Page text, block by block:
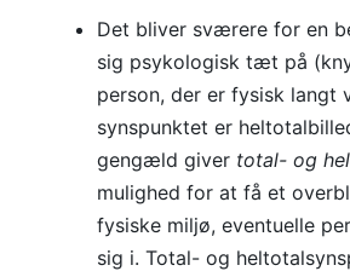
Det bliver sværere for en
sig psykologisk tæt på
person, der er fysisk langt
synspunktet er
gengæld giver total- og
mulighed for at få et
fysiske miljø, eventuelle
sig i. Total- og